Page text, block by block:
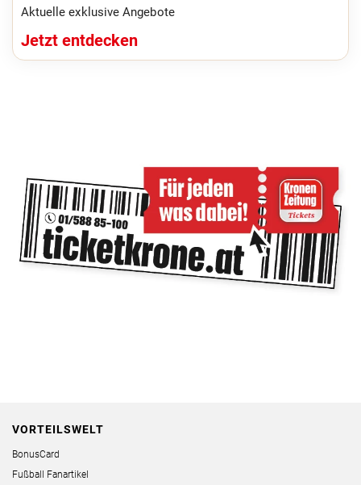
Aktuelle exklusive Angebote
Jetzt entdecken
VORTEILSWELT
BonusCard
Fußball Fanartikel